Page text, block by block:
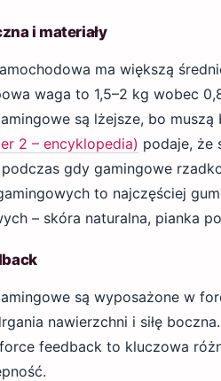
i materiały
ma większą
waga to 1,5–2 kg wobec
są lżejsze, bo
2 – encyklopedia) podaje, że
gdy gamingowe
to najczęściej
– skóra naturalna, pianka
są wyposażone w
nawierzchni i siłę
feedback to kluczowa